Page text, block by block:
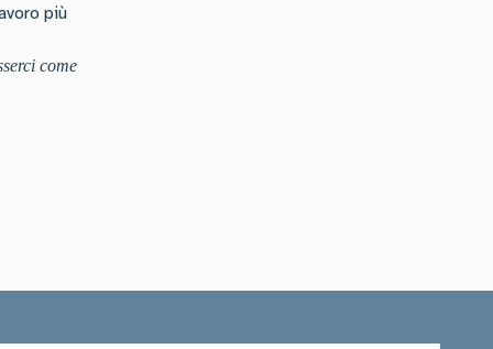
più
come